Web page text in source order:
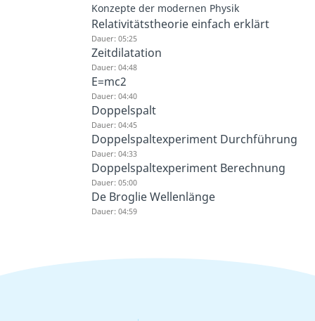
Konzepte der modernen Physik
Relativitätstheorie einfach erklärt
Dauer: 05:25
Zeitdilatation
Dauer: 04:48
E=mc2
Dauer: 04:40
Doppelspalt
Dauer: 04:45
Doppelspaltexperiment Durchführung
Dauer: 04:33
Doppelspaltexperiment Berechnung
Dauer: 05:00
De Broglie Wellenlänge
Dauer: 04:59